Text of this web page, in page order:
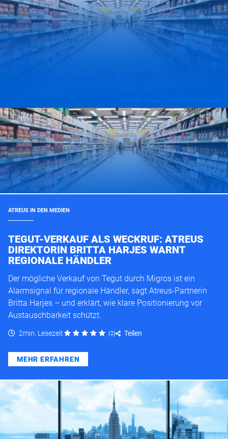
(c) 2026 Atreus – created with Canva AI
ATREUS IN DEN MEDIEN
TEGUT-VERKAUF ALS WECKRUF: ATREUS
DIREKTORIN BRITTA HARJES WARNT
REGIONALE HÄNDLER
Der mögliche Verkauf von Tegut durch Migros ist ein
Alarmsignal für regionale Händler, sagt Atreus-Partnerin
Britta Harjes – und erklärt, wie klare Positionierung vor
Austauschbarkeit schützt.
2min. Lesezeit (2) Teilen
MEHR ERFAHREN